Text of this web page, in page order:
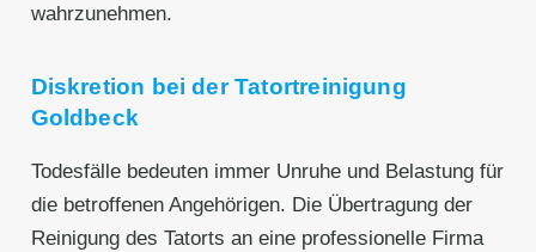
wahrzunehmen.
Diskretion bei der Tatortreinigung
Goldbeck
Todesfälle bedeuten immer Unruhe und Belastung für
die betroffenen Angehörigen. Die Übertragung der
Reinigung des Tatorts an eine professionelle Firma